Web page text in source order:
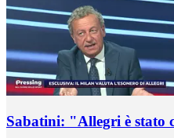
Sabatini: "Allegri è stato